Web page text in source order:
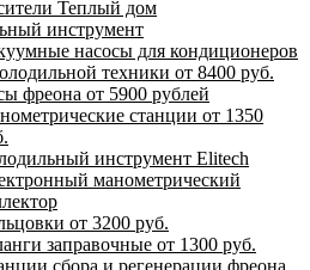
Теплый дом
инструмент
насосы для кондиционеров
техники от 8400 руб.
фреона от 5900 рублей
станции от 1350
инструмент Elitech
манометрический
от 3200 руб.
заправочные от 1300 руб.
сбора и регенерации фреона